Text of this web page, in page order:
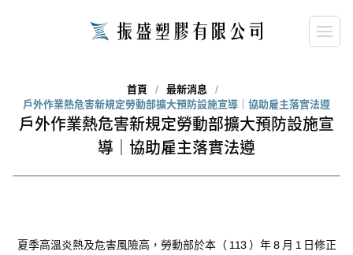
請輸入關鍵字... close
search
首頁
最新消息
戶外作業熱危害新規定勞動部擴大預防設施宣導｜協助雇主落實法遵
戶外作業熱危害新規定勞動部擴大預防設施宣
導｜協助雇主落實法遵
夏季高溫炎熱及危害風險高，勞動部於本（ 113 ）年 8 月 1 日修正